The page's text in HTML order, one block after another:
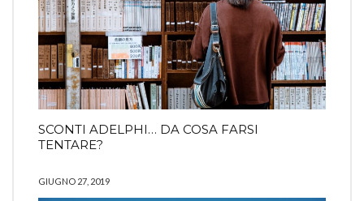
SCONTI ADELPHI… DA COSA FARSI
TENTARE?
GIUGNO 27, 2019